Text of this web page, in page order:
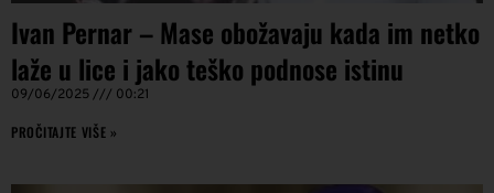
Ivan Pernar – Mase obožavaju kada im netko
laže u lice i jako teško podnose istinu
09/06/2025 00:21
PROČITAJTE VIŠE »